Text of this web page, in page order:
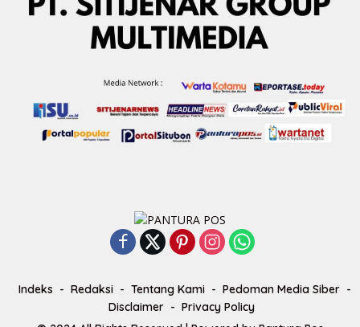
Indeks Redaksi Tentang Kami
Pedoman Media Siber
Disclaimer
Privacy Policy